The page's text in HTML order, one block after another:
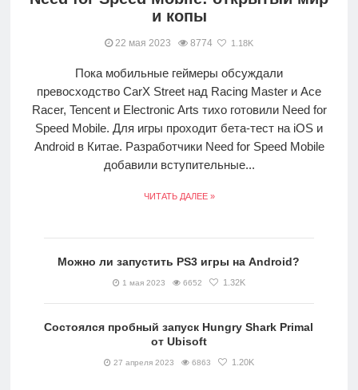
и копы
22 мая 2023 8774 1.18K
Пока мобильные геймеры обсуждали
превосходство CarX Street над Racing Master и Ace
Racer, Tencent и Electronic Arts тихо готовили Need for
Speed Mobile. Для игры проходит бета-тест на iOS и
Android в Китае. Разработчики Need for Speed Mobile
добавили вступительные...
ЧИТАТЬ ДАЛЕЕ »
Можно ли запустить PS3 игры на Android?
1 мая 2023 6652 1.32K
Состоялся пробный запуск Hungry Shark Primal
от Ubisoft
27 апреля 2023 6863 1.20K